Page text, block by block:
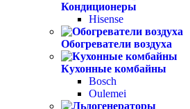
Кондиционеры
Hisense
Обогреватели воздуха
Кухонные комбайны
Bosch
Oulemei